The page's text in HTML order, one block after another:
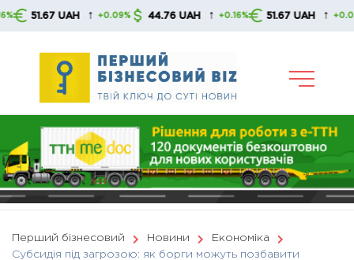
Skip
UAH ↑ +0.09% 44.76 UAH ↑ +0.16% 51.67 UAH ↑ +0.09%
Перший бізнесовий Новини
Економіка
Субсидія під загрозою: як борги можуть позбавити